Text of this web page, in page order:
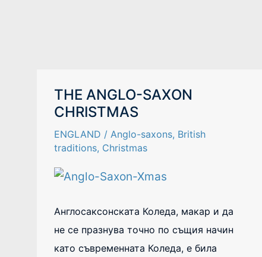
THE ANGLO-SAXON
CHRISTMAS
ENGLAND / Anglo-saxons, British
traditions, Christmas
Англосаксонската Коледа, макар и да
не се празнува точно по същия начин
като съвременната Коледа, е била
THE
ANGLO-
SAXON
CHRISTMAS